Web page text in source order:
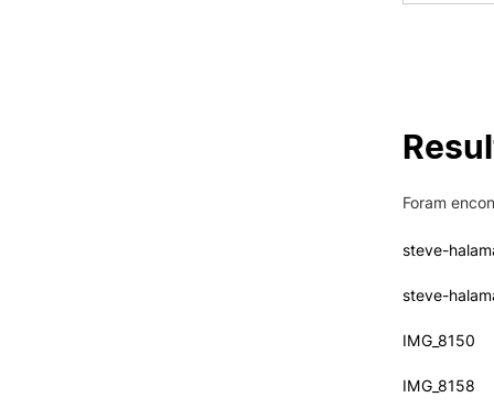
Associações de Estudantes
Tunas Académicas
Foram
steve-halam
steve-halam
IMG 8150
IMG 8158